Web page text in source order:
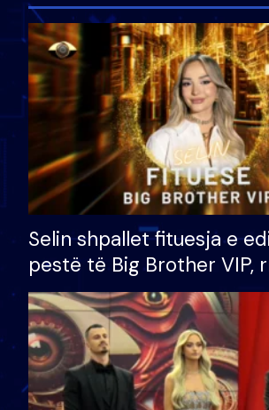
Selin shpallet fituesja e
pestë të Big Brother VIP,
çmimin e madh prej 100